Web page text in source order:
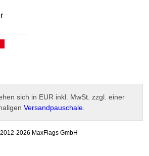
sich in EUR inkl. MwSt. zzgl. einer
Versandpauschale
2026 MaxFlags GmbH